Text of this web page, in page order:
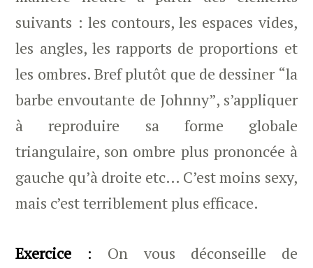
suivants : les contours, les espaces vides,
les angles, les rapports de proportions et
les ombres. Bref plutôt que de dessiner “la
barbe envoutante de Johnny”, s’appliquer
à reproduire sa forme globale
triangulaire, son ombre plus prononcée à
gauche qu’à droite etc… C’est moins sexy,
mais c’est terriblement plus efficace.
Exercice : On vous déconseille de